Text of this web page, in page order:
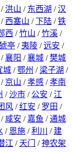
/ 洪山 / 东西湖 /汉
/ 西塞山 /下陆 /铁
西 /竹山 /竹溪 /
亭 / 夷陵 /远安 /
/襄阳 /襄城 /樊城
城 /鄂州 / 梁子湖 /
/ 京山 /孝感 /孝南
/沙市 / 公安 / 江
风 /红安 / 罗田 /
/ 咸安 / 嘉鱼 /通城
/ 恩施 /利川 / 建
江 / 天门 /神农架